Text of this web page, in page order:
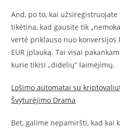
And, po to, kai užsiregistruojate
tikėtina, kad gausite tik
vertė priklauso nuo konversijos
EUR įplauką. Tai visai
kurie tikisi „didelių“ laimėjimų.
Lošimo automatai su
Švyturėjimo Drama
Bet, galime nepamiršti, kad kai